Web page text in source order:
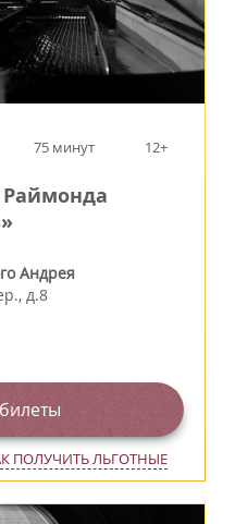
75 минут 12+
Андрея
д.8
ПОЛУЧИТЬ ЛЬГОТНЫЕ